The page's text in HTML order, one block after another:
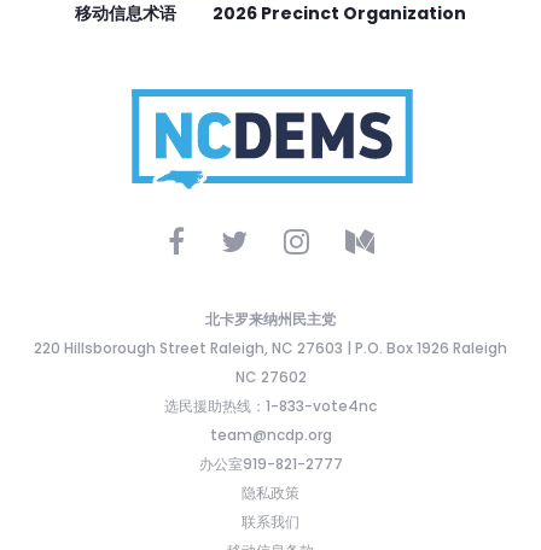
移动信息术语
2026 Precinct Organization
北卡罗来纳州民主党
220 Hillsborough Street Raleigh, NC 27603 | P.O. Box 1926 Raleigh
NC 27602
选民援助热线：1-833-vote4nc
team@ncdp.org
办公室919-821-2777
隐私政策
联系我们